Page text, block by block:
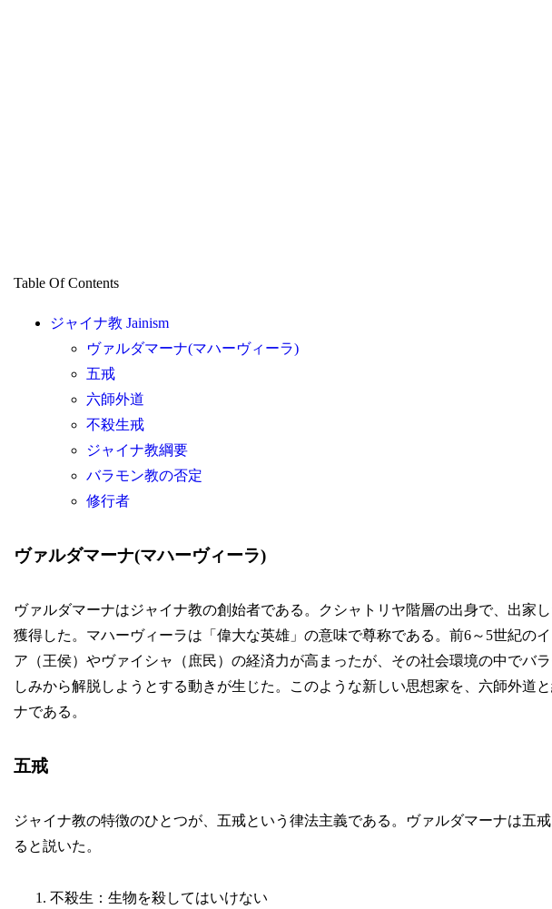
Table Of Contents
ジャイナ教 Jainism
ヴァルダマーナ(マハーヴィーラ)
五戒
六師外道
不殺生戒
ジャイナ教綱要
バラモン教の否定
修行者
ヴァルダマーナ(マハーヴィーラ)
ヴァルダマーナはジャイナ教の創始者である。クシャトリヤ階層の出身で、出家
獲得した。マハーヴィーラは「偉大な英雄」の意味で尊称である。前6～5世紀の
ア（王侯）やヴァイシャ（庶民）の経済力が高まったが、その社会環境の中でバ
しみから解脱しようとする動きが生じた。このような新しい思想家を、六師外道
ナである。
五戒
ジャイナ教の特徴のひとつが、五戒という律法主義である。ヴァルダマーナは五
ると説いた。
不殺生：生物を殺してはいけない